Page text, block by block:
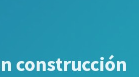
construcción